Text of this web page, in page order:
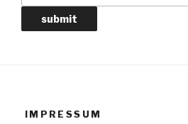
IMPRESSUM